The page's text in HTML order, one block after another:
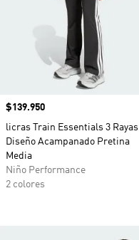
Precio
$139.950
licras Train Essentials 3 Rayas
Diseño Acampanado Pretina
Media
Niño Performance
2 colores